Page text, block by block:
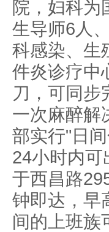
院，妇科为
生导师6人
科感染、生
件炎诊疗中
刀，可同步
一次麻醉解
部实行"日
24小时内
于西昌路
钟即达，早
间的上班族